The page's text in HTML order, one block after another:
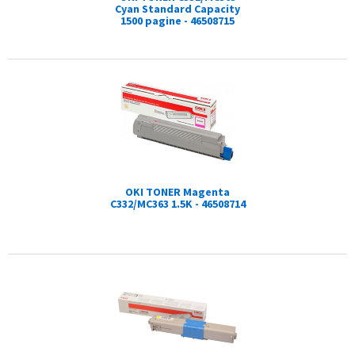
Cyan Standard Capacity
1500 pagine - 46508715
OKI TONER Magenta
C332/MC363 1.5K - 46508714